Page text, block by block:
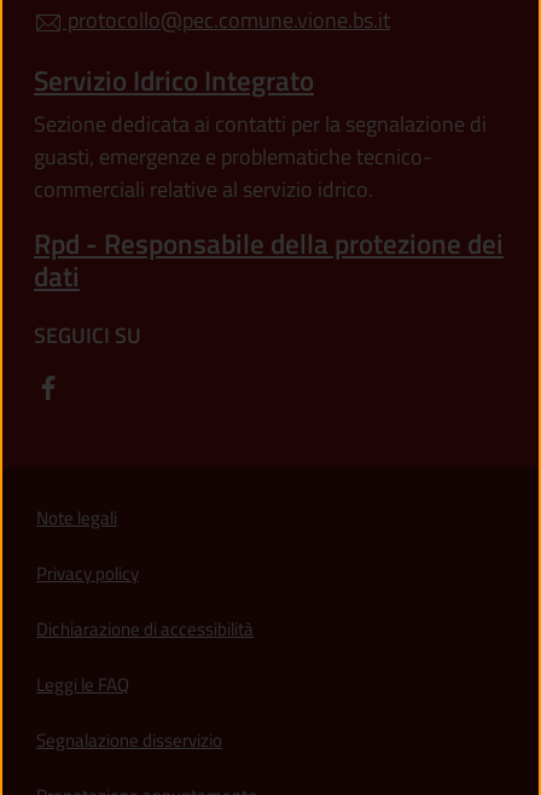
protocollo@pec.comune.vione.bs.it
Servizio Idrico Integrato
Sezione dedicata ai contatti per la segnalazione di
guasti, emergenze e problematiche tecnico-
commerciali relative al servizio idrico.
Rpd - Responsabile della protezione dei
dati
SEGUICI SU
Note legali
Privacy policy
Dichiarazione di accessibilità
Leggi le FAQ
Segnalazione disservizio